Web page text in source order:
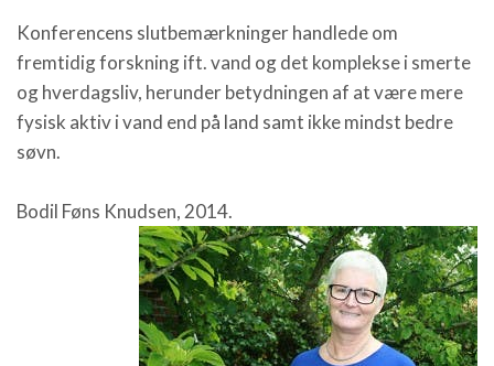
Konferencens slutbemærkninger handlede om
fremtidig forskning ift. vand og det komplekse i smerte
og hverdagsliv, herunder betydningen af at være mere
fysisk aktiv i vand end på land samt ikke mindst bedre
søvn.
Bodil Føns Knudsen, 2014.